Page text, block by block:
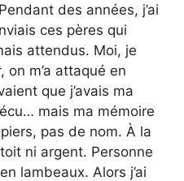
des années, j’ai
ces pères qui
attendus. Moi, je
on m’a attaqué en
que j’avais ma
mais ma mémoire
pas de nom. À la
ni argent. Personne
lambeaux. Alors j’ai